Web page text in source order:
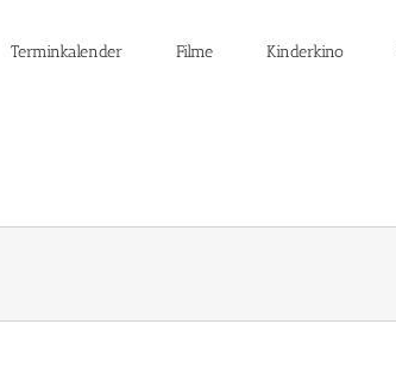
Terminkalender Filme Kinderkino